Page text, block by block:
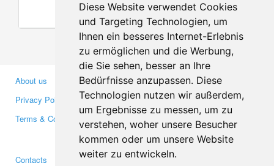
Diese Website verwendet Cookies
und Targeting Technologien, um
Ihnen ein besseres Internet-Erlebnis
zu ermöglichen und die Werbung,
die Sie sehen, besser an Ihre
Bedürfnisse anzupassen. Diese
Technologien nutzen wir außerdem,
um Ergebnisse zu messen, um zu
verstehen, woher unsere Besucher
kommen oder um unsere Website
weiter zu entwickeln.
About us
Privacy Policy
Terms & Conditions
Business Partners
Investors
Media
Contacts
Facebook